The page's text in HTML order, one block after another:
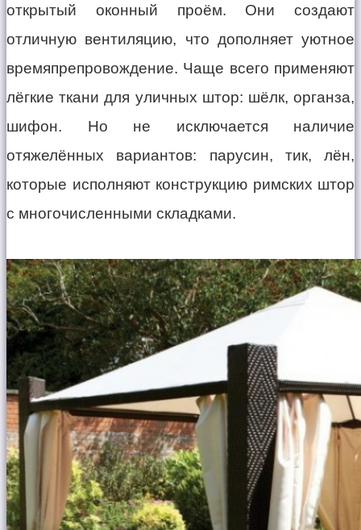
открытый оконный проём. Они создают
отличную вентиляцию, что дополняет уютное
времяпрепровождение. Чаще всего применяют
лёгкие ткани для уличных штор: шёлк, органза,
шифон. Но не исключается наличие
отяжелённых вариантов: парусин, тик, лён,
которые исполняют конструкцию римских штор
с многочисленными складками.